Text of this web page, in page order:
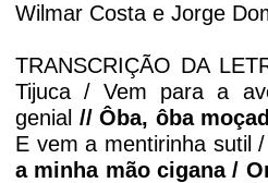
Wilmar Costa e Jorge
TRANSCRIÇÃO DA
Tijuca / Vem para a
genial // Ôba, ôba
E vem a mentirinha sutil
a minha mão cigana /